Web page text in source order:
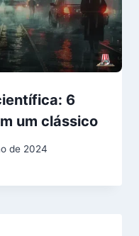
6
um clássico
de 2024